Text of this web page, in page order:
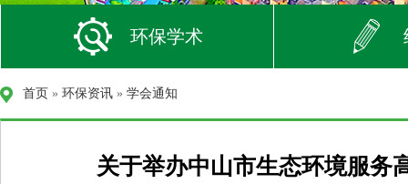
环保学术
首页 » 环保资讯 » 学会通知
关于举办中山市生态环境服务